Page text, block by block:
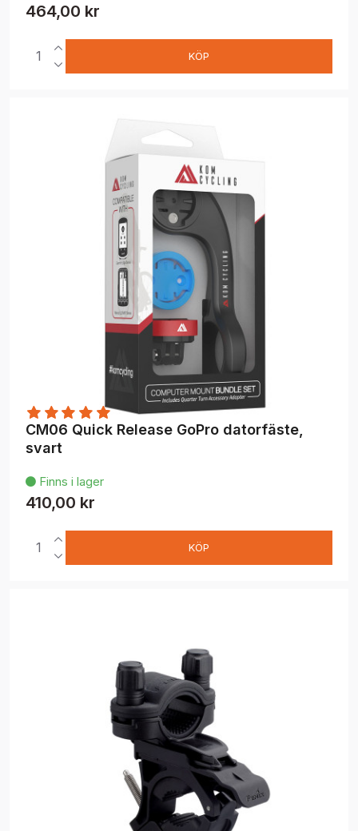
464,00 kr
KÖP
 Finns i lager
CM06 Quick Release GoPro datorfäste,
svart
410,00 kr
KÖP